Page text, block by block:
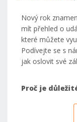
Nový rok
mít přehled o
které můžete
Podívejte se s
jak oslovit své
Proč je